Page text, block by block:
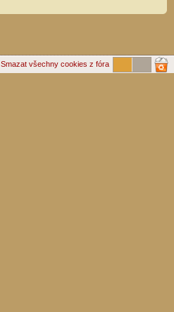
Smazat všechny cookies z fóra